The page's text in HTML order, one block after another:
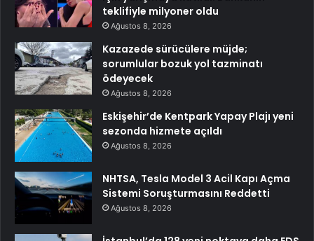
teklifiyle milyoner oldu
Ağustos 8, 2026
Kazazede sürücülere müjde;
sorumlular bozuk yol tazminatı
ödeyecek
Ağustos 8, 2026
Eskişehir’de Kentpark Yapay Plajı yeni
sezonda hizmete açıldı
Ağustos 8, 2026
NHTSA, Tesla Model 3 Acil Kapı Açma
Sistemi Soruşturmasını Reddetti
Ağustos 8, 2026